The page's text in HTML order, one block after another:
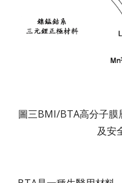
圖三BMI/BTA高分子膜
及安